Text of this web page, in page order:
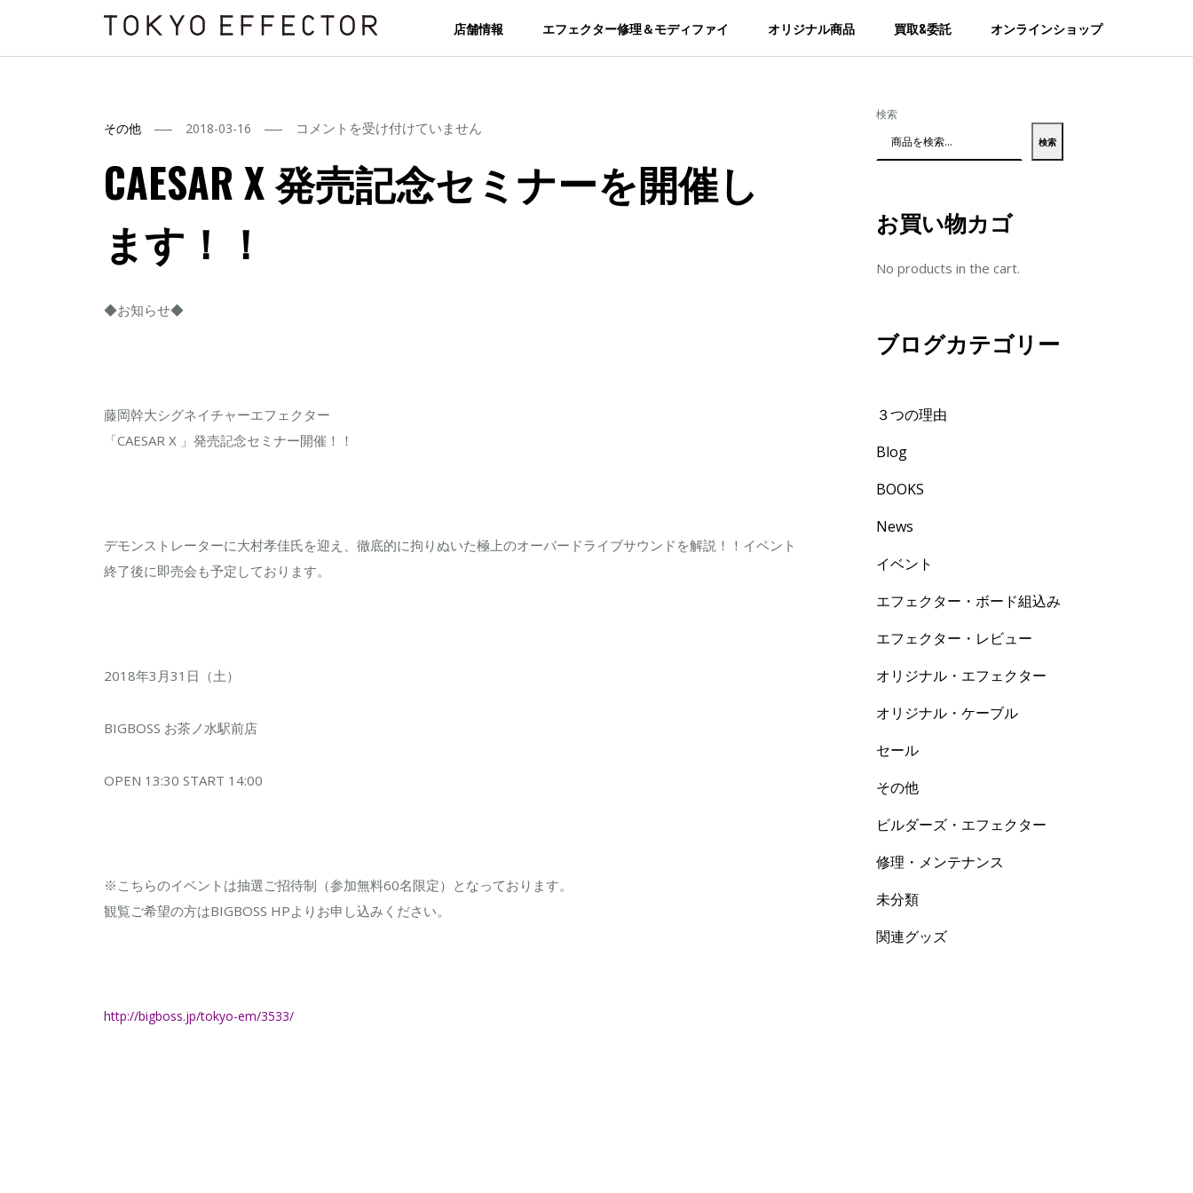
店舗情報 エフェクター修理＆モディファイ オリジナル商品 買取&委託 オンラインショップ
その他 2018-03-16
CAESAR
発
売
開
催
は
コメントを受け付けていません
CAESAR X 発売記念セミナーを開催し
ます！！
◆お知らせ◆
藤岡幹大シグネイチャーエフェクター
「CAESAR X 」発売記念セミナー開催！！
デモンストレーターに大村孝佳氏を迎え、徹底的に拘りぬいた極上のオーバードライブサウンドを解説！！イベント
終了後に即売会も予定しております。
2018年3月31日（土）
BIGBOSS お茶ノ水駅前店
OPEN 13:30 START 14:00
※こちらのイベントは抽選ご招待制（参加無料60名限定）となっております。
観覧ご希望の方はBIGBOSS HPよりお申し込みください。
http://bigboss.jp/tokyo-em/3533/
検索
検索
お買い物カゴ
No products in the cart.
ブログカテゴリー
３つの理由
Blog
BOOKS
News
イベント
エフェクター・ボード組込み
エフェクター・レビュー
オリジナル・エフェクター
オリジナル・ケーブル
セール
その他
ビルダーズ・エフェクター
修理・メンテナンス
未分類
関連グッズ